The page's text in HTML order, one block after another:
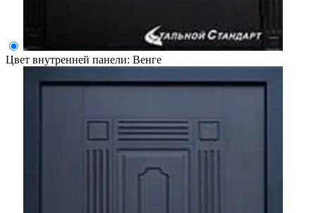
Цвет внутренней панели: Венге